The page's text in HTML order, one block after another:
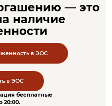
— это
наличие
в ЭОС
в ЭОС
бесплатные
20:00.